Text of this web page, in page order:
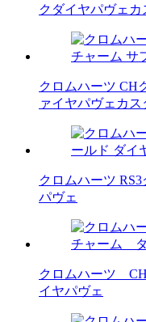
クダイヤパヴェカ
クロムハーツ CH
ァイヤパヴェカス
クロムハーツ
パヴェ
クロムハーツ
イヤパヴェ